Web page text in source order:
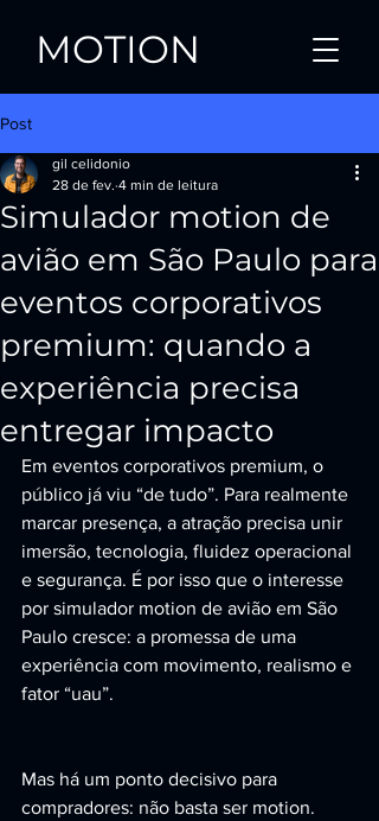
MOTION
Post
Simulador motion de
avião em São Paulo para
eventos corporativos
premium: quando a
experiência precisa
entregar impacto
gil celidonio
28 de fev. 4 min de leitura
Em eventos corporativos premium, o
público já viu “de tudo”. Para realmente
marcar presença, a atração precisa unir
imersão, tecnologia, fluidez operacional
e segurança. É por isso que o interesse
por simulador motion de avião em São
Paulo cresce: a promessa de uma
experiência com movimento, realismo e
fator “uau”.
Mas há um ponto decisivo para
compradores: não basta ser motion.